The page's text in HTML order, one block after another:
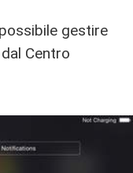
gestire
Centro